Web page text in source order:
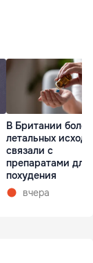
В Британии
летальных
связали с
препаратами для
похудения
вчера